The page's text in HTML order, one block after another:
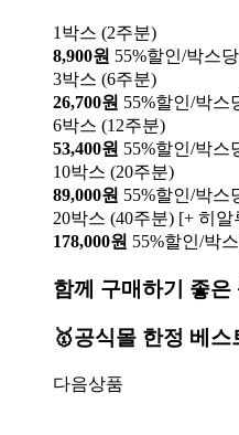
1박스 (2주분)
8,900원 55%할인/박스
3박스 (6주분)
26,700원 55%할인/박스
6박스 (12주분)
53,400원 55%할인/박스
10박스 (20주분)
89,000원 55%할인/박스
20박스 (40주분) [+ 히
178,000원 55%할인/박
함께 구매하기 좋은
🥇공식몰 한정 베스
다음상품